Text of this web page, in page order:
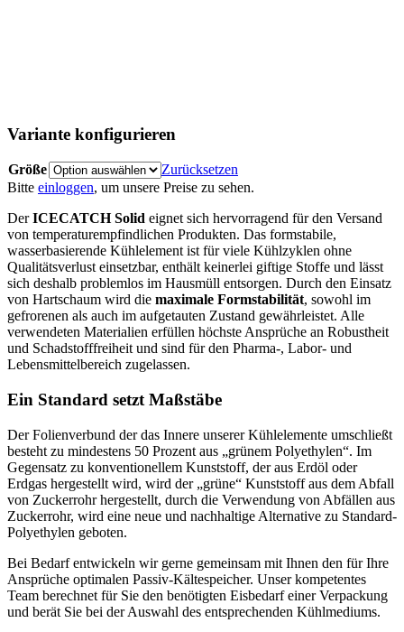
Variante konfigurieren
Größe
Zurücksetzen
Bitte einloggen, um unsere Preise zu sehen.
DerICECATCH Solid eignet sich hervorragend für den Versand
von temperaturempfindlichen Produkten. Das formstabile,
wasserbasierende Kühlelement ist für viele Kühlzyklen ohne
Qualitätsverlust einsetzbar, enthält keinerlei giftige Stoffe und lässt
sich deshalb problemlos im Hausmüll entsorgen. Durch den Einsatz
von Hartschaum wird die maximale Formstabilität, sowohl im
gefrorenen als auch im aufgetauten Zustand gewährleistet. Alle
verwendeten Materialien erfüllen höchste Ansprüche an Robustheit
und Schadstofffreiheit und sind für den Pharma-, Labor- und
Lebensmittelbereich zugelassen.
Ein Standard setzt Maßstäbe
Der Folienverbund der das Innere unserer Kühlelemente umschließt
besteht zu mindestens 50 Prozent aus „grünem Polyethylen“. Im
Gegensatz zu konventionellem Kunststoff, der aus Erdöl oder
Erdgas hergestellt wird, wird der „grüne“ Kunststoff aus dem Abfall
von Zuckerrohr hergestellt, durch die Verwendung von Abfällen aus
Zuckerrohr, wird eine neue und nachhaltige Alternative zu Standard-
Polyethylen geboten.
Bei Bedarf entwickeln wir gerne gemeinsam mit Ihnen den für Ihre
Ansprüche optimalen Passiv-Kältespeicher. Unser kompetentes
Team berechnet für Sie den benötigten Eisbedarf einer Verpackung
und berät Sie bei der Auswahl des entsprechenden Kühlmediums.